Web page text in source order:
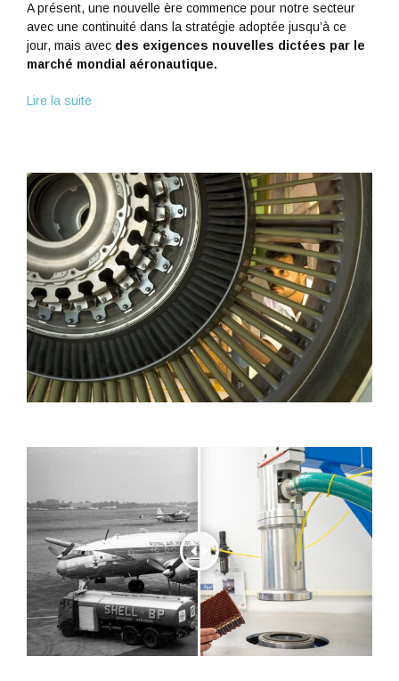
A présent, une nouvelle ère commence pour notre secteur
avec une continuité dans la stratégie adoptée jusqu’à ce
jour, mais avec des exigences nouvelles dictées par le
marché mondial aéronautique.
Lire la suite